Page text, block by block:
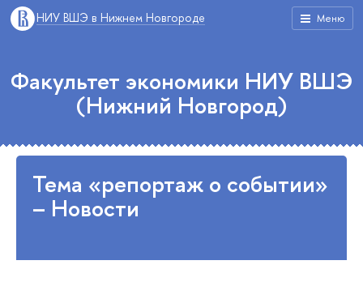
Меню
НИУ ВШЭ в Нижнем Новгороде
Факультет экономики НИУ ВШЭ
(Нижний Новгород)
Тема «репортаж о событии»
– Новости